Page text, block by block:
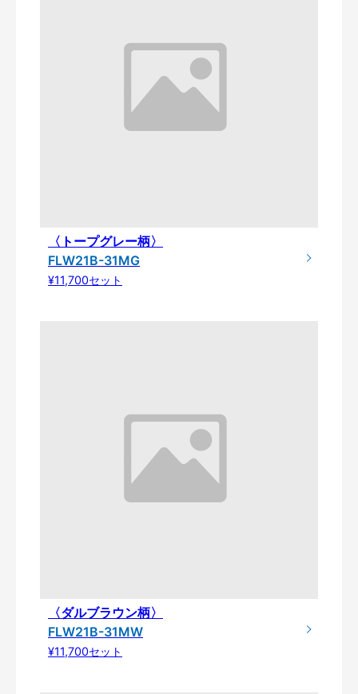
〈トープグレー柄〉
FLW21B-31MG
¥11,700セット
〈ダルブラウン柄〉
FLW21B-31MW
¥11,700セット